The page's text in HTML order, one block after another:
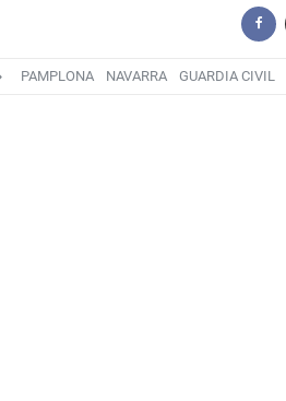
PAMPLONA NAVARRA GUARDIA CIVIL